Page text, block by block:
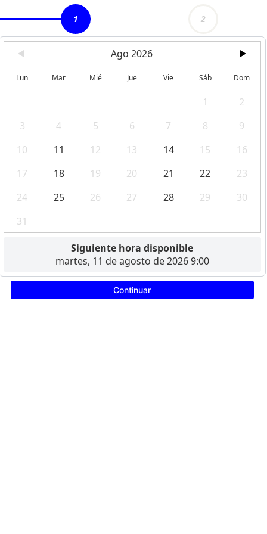
1 2
Ago 2026
Lun Mar Mié Jue Vie Sáb Dom
1
2
3
4 5 6 7 8
9
10
11 12 13 14 15
16
17
18 19 20 21 22
23
24
25 26 27 28 29
30
31
Siguiente hora disponible
martes, 11 de agosto de 2026 9:00
Continuar